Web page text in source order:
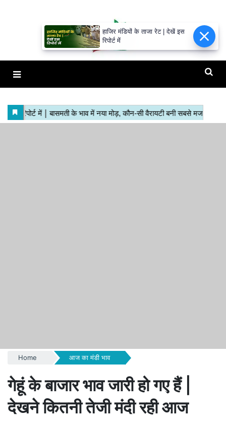
Home आज का मंडी भाव
गेहूं के बाजार भाव जारी हो गए हैं |
देखने कितनी तेजी मंदी रही आज
हाजिर मंडियों के ताजा रेट | देखें इस
रिपोर्ट में